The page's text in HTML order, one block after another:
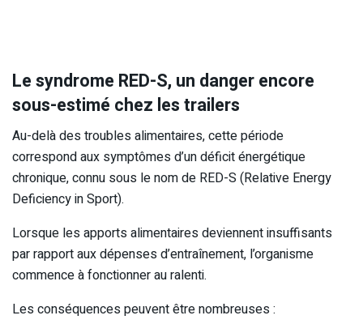
Le syndrome RED-S, un danger encore
sous-estimé chez les trailers
Au-delà des troubles alimentaires, cette période
correspond aux symptômes d’un déficit énergétique
chronique, connu sous le nom de RED-S (Relative Energy
Deficiency in Sport).
Lorsque les apports alimentaires deviennent insuffisants
par rapport aux dépenses d’entraînement, l’organisme
commence à fonctionner au ralenti.
Les conséquences peuvent être nombreuses :